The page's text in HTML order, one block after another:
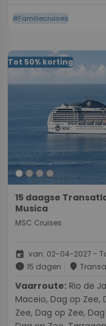
#Familiecruises
Tot 50% korting
15 daagse
Musica
MSC Cruises
event van: 02-04-2027 -
schedule 15 dagen place
Vaarroute:
Maceio, Dag op Zee,
Zee, Dag op Zee,